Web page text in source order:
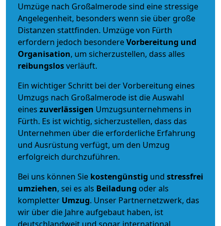
Umzüge nach Großalmerode sind eine stressige
Angelegenheit, besonders wenn sie über große
Distanzen stattfinden. Umzüge von Fürth
erfordern jedoch besondereVorbereitung und
Organisation, um sicherzustellen, dass alles
reibungslosverläuft.
Ein wichtiger Schritt bei der Vorbereitung eines
Umzugs nach Großalmerode ist die Auswahl
eines zuverlässigen Umzugsunternehmens in
Fürth. Es ist wichtig, sicherzustellen, dass das
Unternehmen über die erforderliche Erfahrung
und Ausrüstung verfügt, um den Umzug
erfolgreich durchzuführen.
Bei uns können Sie kostengünstig und stressfrei
umziehen, sei es als Beiladung oder als
kompletter Umzug. Unser Partnernetzwerk, das
wir über die Jahre aufgebaut haben, ist